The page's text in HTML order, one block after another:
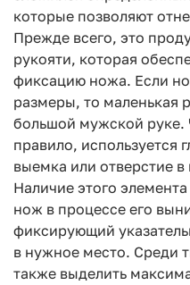
которые позволяют
Прежде всего, это
рукояти, которая
фиксацию ножа. Если
размеры, то маленькая
большой мужской руке.
правило, используется
выемка или отверстие
Наличие этого
нож в процессе его
фиксирующий
в нужное место. Среди
также выделить